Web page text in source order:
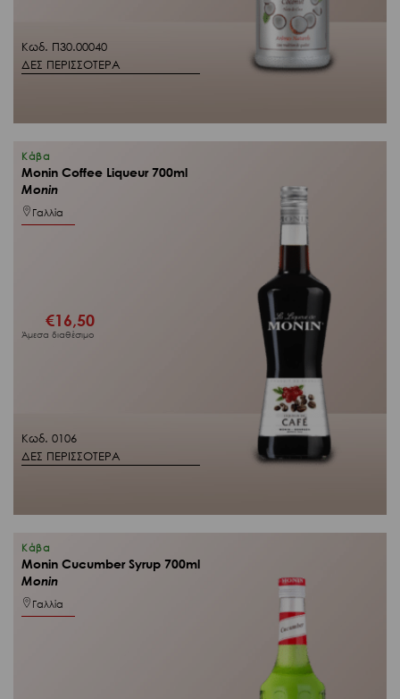
Κωδ. Π30.00040
ΔΕΣ ΠΕΡΙΣΣΟΤΕΡΑ
Κωδ. 0106
ΔΕΣ ΠΕΡΙΣΣΟΤΕΡΑ
Κάβα
Monin Coffee Liqueur 700ml
Monin
Γαλλία
€16,50
Άμεσα διαθέσιμο
Κάβα
Monin Cucumber Syrup 700ml
Monin
Γαλλία